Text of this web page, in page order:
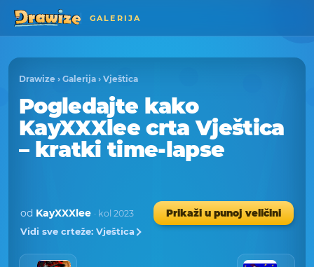
GALERIJA
Drawize › Galerija › Vještica
Pogledajte kako
KayXXXlee crta Vještica
– kratki time-lapse
od KayXXXlee · kol 2023
Prikaži u punoj veličini
Vidi sve crteže: Vještica